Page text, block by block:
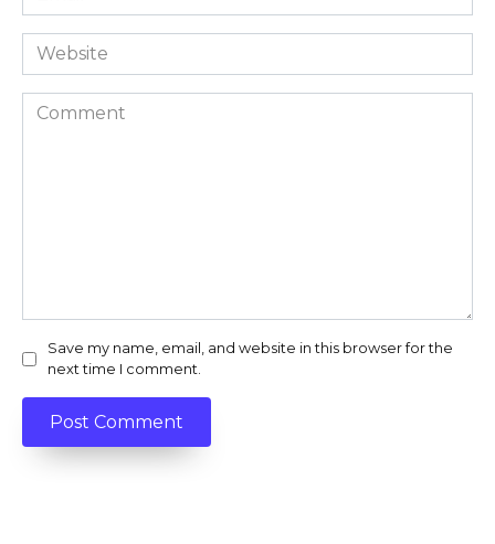
*
Website
Comment
Save my name, email, and website in this browser for the
next time I comment.